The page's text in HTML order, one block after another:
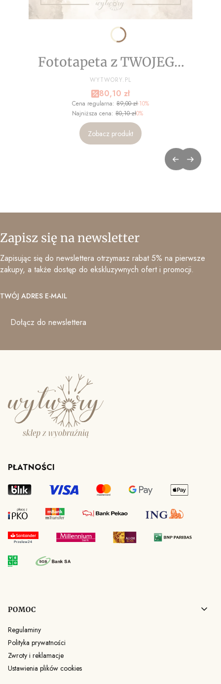
Fototapeta z TWOJEGO
ZDJĘCIA - NA WYMIAR
PRODUCENT
WYTWORY.PL
Cena promocyjna
80,10 zł
Cena regularna: 89,00 zł-10%
Najniższa cena: 80,10 zł0%
Zobacz produkt
Zapisz się na newsletter
Zapisując się do newslettera otrzymasz rabat 5% na pierwsze
zakupy, a także dostęp do ekskluzywnych ofert i promocji.
TWÓJ ADRES E-MAIL
Dołącz do newslettera
PŁATNOŚCI
Linki w stopce
POMOC
Regulaminy
Polityka prywatności
Zwroty i reklamacje
Ustawienia plików cookies